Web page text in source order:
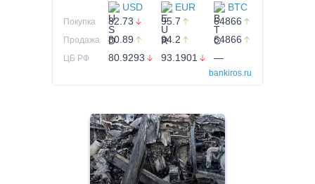
USD EUR BTC
Покупка 82.73 95.7 64866
Продажа 80.89 94.2 64866
ЦБ РФ 80.9293 93.1901 —
bankiros.ru